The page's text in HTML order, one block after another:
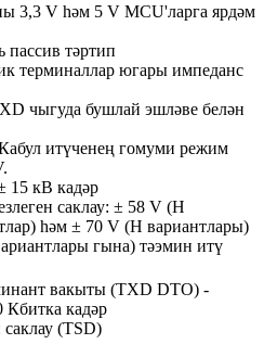
3,3 V һәм 5 V MCU'ларга ярдәм
пассив тәртип
терминаллар югары импеданс
чыгуда бушлай эшләве белән
итүченең гомуми режим
15 кВ кадәр
саклау: ± 58 V (H
һәм ± 70 V (H вариантлары)
гына) тәэмин итү
вакыты (TXD DTO) -
Кбитка кадәр
(TSD)